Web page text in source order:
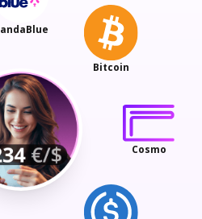
Bitcoin
Cosmo